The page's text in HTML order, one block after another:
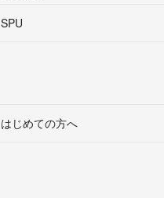
SPU
はじめての方へ